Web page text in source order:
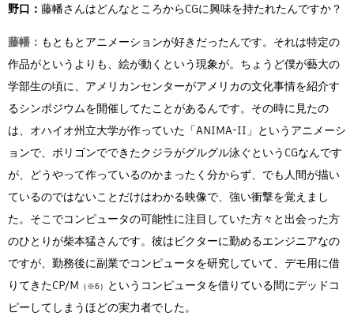
野口： 藤幡さんはどんなところからCGに興味を持たれたんですか？
藤幡： もともとアニメーションが好きだったんです。それは特定の
作品がというよりも、絵が動くという現象が。ちょうど僕が藝大の
学部生の頃に、アメリカンセンターがアメリカの文化事情を紹介す
るシンポジウムを開催してたことがあるんです。その時に見たの
は、オハイオ州立大学が作っていた「ANIMA-II」というアニメーシ
ョンで、ポリゴンでできたクジラがグルグル泳ぐというCGなんです
が、どうやって作っているのかまったく分からず、でも人間が描い
ているのではないことだけはわかる映像で、強い衝撃を覚えまし
た。そこでコンピュータの可能性に注目していた方々と出会った方
のひとりが柴本猛さんです。彼はビクターに勤めるエンジニアなの
ですが、勤務後に副業でコンピュータを研究していて、デモ用に借
りてきたCP/M
というコンピュータを借りている間にデッドコ
ピーしてしまうほどの実力者でした。